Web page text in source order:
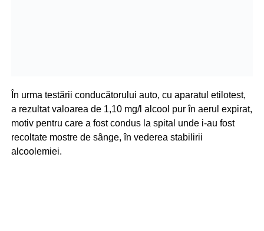
În urma testării conducătorului auto, cu aparatul etilotest,
a rezultat valoarea de 1,10 mg/l alcool pur în aerul expirat,
motiv pentru care a fost condus la spital unde i-au fost
recoltate mostre de sânge, în vederea stabilirii
alcoolemiei.